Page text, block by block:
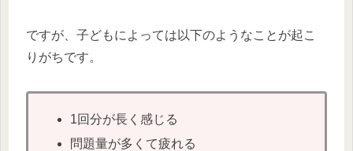
ですが、子どもによっては以下のようなことが起こ
りがちです。
1回分が長く感じる
問題量が多くて疲れる